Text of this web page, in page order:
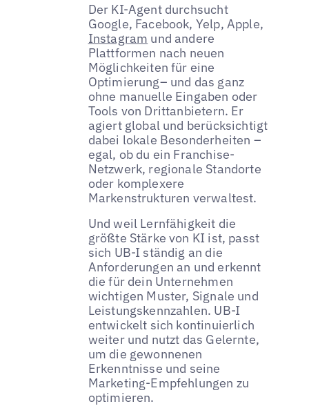
Der KI-Agent durchsucht
Google, Facebook, Yelp, Apple,
Instagram und andere
Plattformen nach neuen
Möglichkeiten für eine
Optimierung– und das ganz
ohne manuelle Eingaben oder
Tools von Drittanbietern. Er
agiert global und berücksichtigt
dabei lokale Besonderheiten –
egal, ob du ein Franchise-
Netzwerk, regionale Standorte
oder komplexere
Markenstrukturen verwaltest.
Und weil Lernfähigkeit die
größte Stärke von KI ist, passt
sich UB-I ständig an die
Anforderungen an und erkennt
die für dein Unternehmen
wichtigen Muster, Signale und
Leistungskennzahlen. UB-I
entwickelt sich kontinuierlich
weiter und nutzt das Gelernte,
um die gewonnenen
Erkenntnisse und seine
Marketing-Empfehlungen zu
optimieren.